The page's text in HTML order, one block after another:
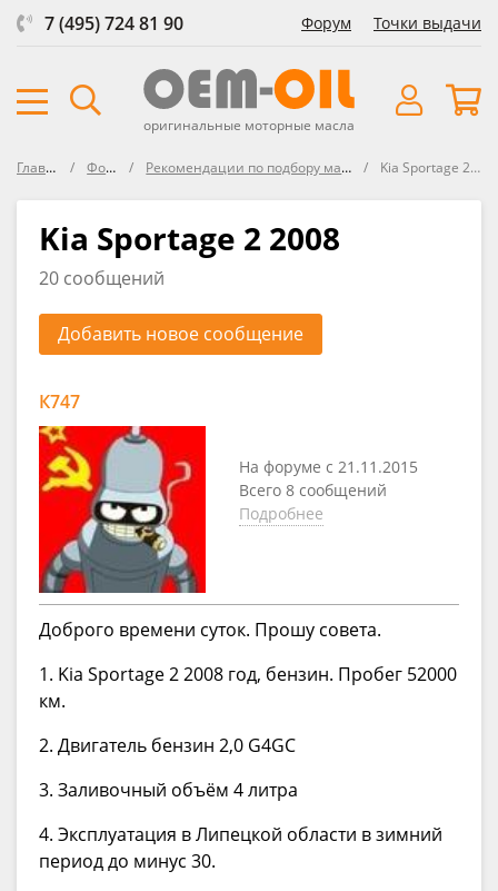
7 (495) 724 81 90 Форум Точки выдачи
оригинальные моторные масла
Главная Форум Рекомендации по подбору масла в KIA Kia Sportage 2 2008
Kia Sportage 2 2008
20 сообщений
Добавить новое сообщение
К747
На форуме с 21.11.2015
Всего 8 сообщений
Подробнее
Доброго времени суток. Прошу совета.
1. Kia Sportage 2 2008 год, бензин. Пробег 52000
км.
2. Двигатель бензин 2,0 G4GC
3. Заливочный объём 4 литра
4. Эксплуатация в Липецкой области в зимний
период до минус 30.